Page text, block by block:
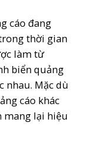
cáo đang
thời gian
làm từ
biển quảng
nhau. Mặc dù
cáo khác
mang lại hiệu